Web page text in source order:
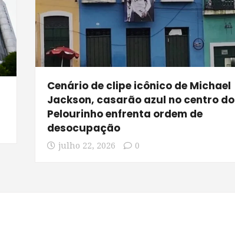
Cenário de clipe icônico de Michael
Jackson, casarão azul no centro do
Pelourinho enfrenta ordem de
desocupação
julho 22, 2026 0